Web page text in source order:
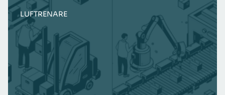
LUFTRENARE